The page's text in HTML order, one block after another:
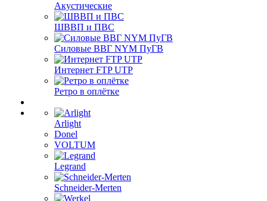
Акустические
ШВВП и ПВС
Силовые ВВГ NYM ПуГВ
Интернет FTP UTP
Ретро в оплётке
Arlight
Donel
VOLTUM
Legrand
Schneider-Merten